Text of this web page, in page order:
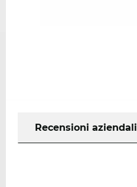
Recensioni aziendali